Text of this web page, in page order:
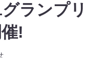
グランプ
!